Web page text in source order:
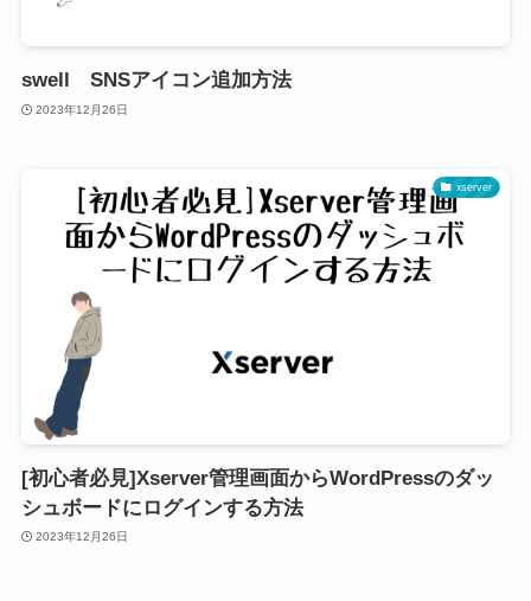
swell SNSアイコン追加方法
2023年12月26日
xserver
[初心者必見]Xserver管理画面からWordPressのダッ
シュボードにログインする方法
2023年12月26日